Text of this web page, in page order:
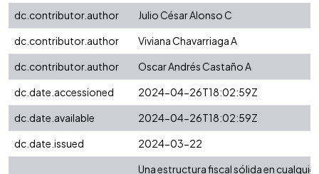
dc.contributor.author
Julio César Alonso C
dc.contributor.author
Viviana Chavarriaga A
dc.contributor.author
Oscar Andrés Castaño A
dc.date.accessioned
2024-04-26T18:02:59Z
dc.date.available
2024-04-26T18:02:59Z
dc.date.issued
2024-03-22
Una estructura fiscal sólida en cualquier